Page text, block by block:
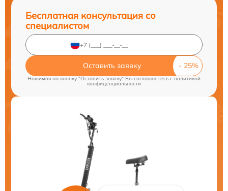
Бесплатная консультация со
специалистом
Оставить заявку
Нажимая на кнопку "Оставить заявку" Вы соглашаетесь cполитикой
конфиденциальности